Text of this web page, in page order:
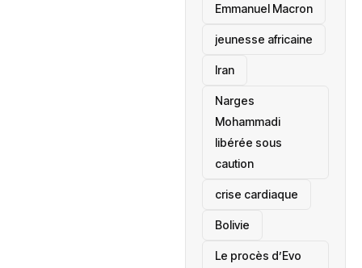
Emmanuel Macron
jeunesse africaine
‎Iran
Narges
Mohammadi
libérée sous
caution
crise cardiaque
‎Bolivie
Le procès d’Evo